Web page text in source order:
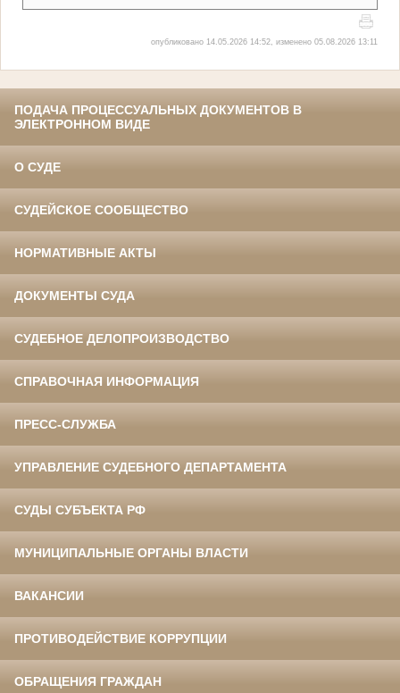
опубликовано 14.05.2026 14:52, изменено 05.08.2026 13:11
ПОДАЧА ПРОЦЕССУАЛЬНЫХ ДОКУМЕНТОВ В
ЭЛЕКТРОННОМ ВИДЕ
О СУДЕ
СУДЕЙСКОЕ СООБЩЕСТВО
НОРМАТИВНЫЕ АКТЫ
ДОКУМЕНТЫ СУДА
СУДЕБНОЕ ДЕЛОПРОИЗВОДСТВО
СПРАВОЧНАЯ ИНФОРМАЦИЯ
ПРЕСС-СЛУЖБА
УПРАВЛЕНИЕ СУДЕБНОГО ДЕПАРТАМЕНТА
СУДЫ СУБЪЕКТА РФ
МУНИЦИПАЛЬНЫЕ ОРГАНЫ ВЛАСТИ
ВАКАНСИИ
ПРОТИВОДЕЙСТВИЕ КОРРУПЦИИ
ОБРАЩЕНИЯ ГРАЖДАН